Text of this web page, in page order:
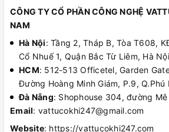
CÔNG TY CỔ PHẦN CÔNG NGHỆ
NAM
Hà Nội: Tầng 2, Tháp B, Tòa T608,
Cổ Nhuế 1, Quận Bắc Từ Liêm, Hà
HCM: 512-513 Officetel, Garden
Đường Hoàng Minh Giám, P.9, Q.Phú
Đà Nẵng: Shophouse 304, đường
Email: vattucokhi247@gmail.com
Website: https://vattucokhi247.com